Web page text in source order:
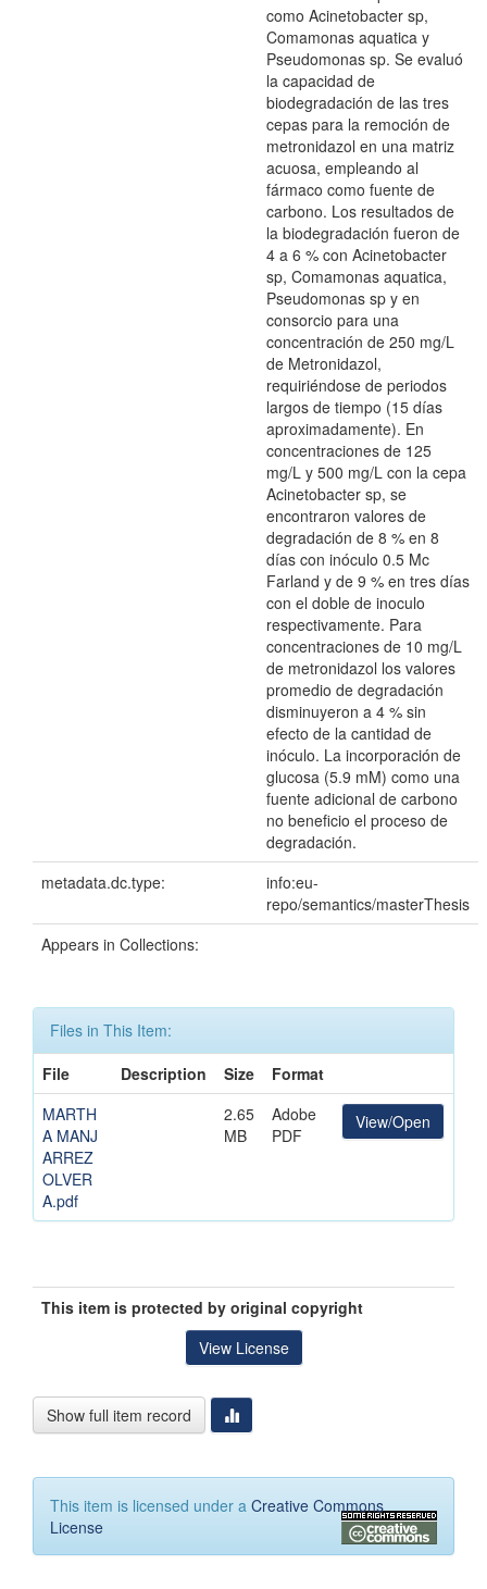
como Acinetobacter sp,
Comamonas aquatica y
Pseudomonas sp. Se evaluó
la capacidad de
biodegradación de las tres
cepas para la remoción de
metronidazol en una matriz
acuosa, empleando al
fármaco como fuente de
carbono. Los resultados de
la biodegradación fueron de
4 a 6 % con Acinetobacter
sp, Comamonas aquatica,
Pseudomonas sp y en
consorcio para una
concentración de 250 mg/L
de Metronidazol,
requiriéndose de periodos
largos de tiempo (15 días
aproximadamente). En
concentraciones de 125
mg/L y 500 mg/L con la cepa
Acinetobacter sp, se
encontraron valores de
degradación de 8 % en 8
días con inóculo 0.5 Mc
Farland y de 9 % en tres días
con el doble de inoculo
respectivamente. Para
concentraciones de 10 mg/L
de metronidazol los valores
promedio de degradación
disminuyeron a 4 % sin
efecto de la cantidad de
inóculo. La incorporación de
glucosa (5.9 mM) como una
fuente adicional de carbono
no beneficio el proceso de
degradación.
metadata.dc.type:
info:eu-
repo/semantics/masterThesis
Appears in Collections:
Files in This Item:
File
Description Size
Format
MARTH
A MANJ
ARREZ
OLVER
A.pdf
2.65
MB
Adobe
PDF
View/Open
This item is protected by original copyright
View License
Show full item record
This item is licensed under a Creative Commons
License